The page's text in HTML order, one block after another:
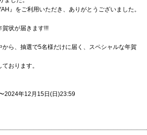
』をご利用いただき、ありがとうございました。
賀状が届きます!!!
から、抽選で5名様だけに届く、スペシャルな年賀
おります。
2024年12月15日(日)23:59